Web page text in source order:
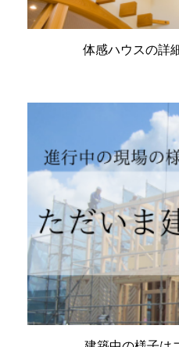
体感ハウスの詳